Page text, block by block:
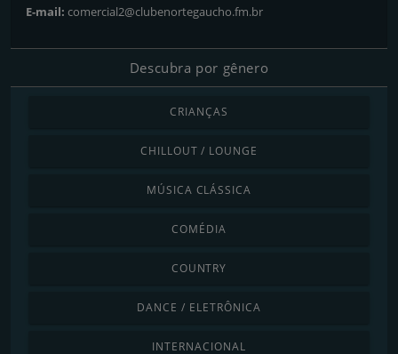
E-mail: comercial2@clubenortegaucho.fm.br
Descubra por gênero
CRIANÇAS
CHILLOUT / LOUNGE
MÚSICA CLÁSSICA
COMÉDIA
COUNTRY
DANCE / ELETRÔNICA
INTERNACIONAL